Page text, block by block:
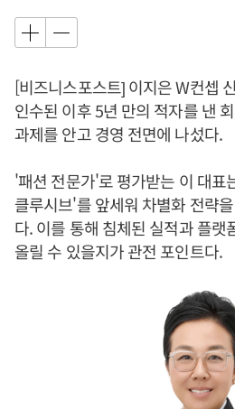
[비즈니스포스트] 이지은 W컨셉
인수된 이후 5년 만의 적자를 낸
과제를 안고 경영 전면에 나섰다.
'패션 전문가'로 평가받는 이 대표
클루시브'를 앞세워 차별화 전략
다. 이를 통해 침체된 실적과 플랫
올릴 수 있을지가 관전 포인트다.